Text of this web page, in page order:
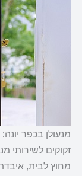
מנעולן בכפר
זקוקים לשירותי
מחוץ לבית,